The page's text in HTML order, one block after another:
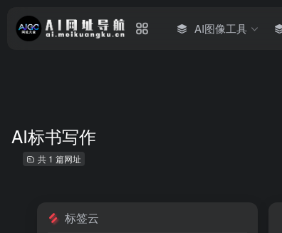
AI图像工具
AI标书写作
共 1 篇网址
标签云